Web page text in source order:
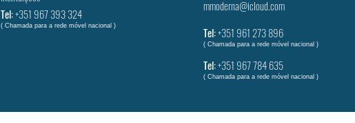
Tel:+351 ‭967 393 324
( Chamada para a rede móvel nacional )
mmoderna@icloud.com
Tel:+351 961 273 896
( Chamada para a rede móvel nacional )
Tel:+351 ‭967 784 635‬
( Chamada para a rede móvel nacional )